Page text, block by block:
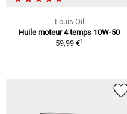
Louis Oil
Huile moteur 4 temps 10W-50
59,99 €1